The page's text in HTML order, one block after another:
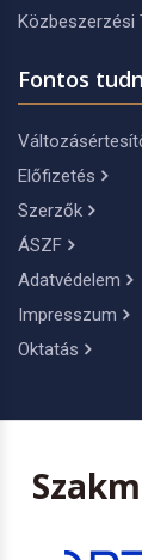
Közbeszerzési
Fontos
Előfizetés
Szerzők
ÁSZF
Adatvédelem
Impresszum
Oktatás